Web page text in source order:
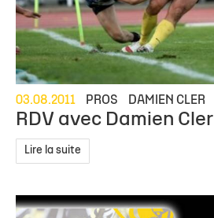
03.08.2011 PROS DAMIEN CLER
RDV avec Damien Cler
Lire la suite